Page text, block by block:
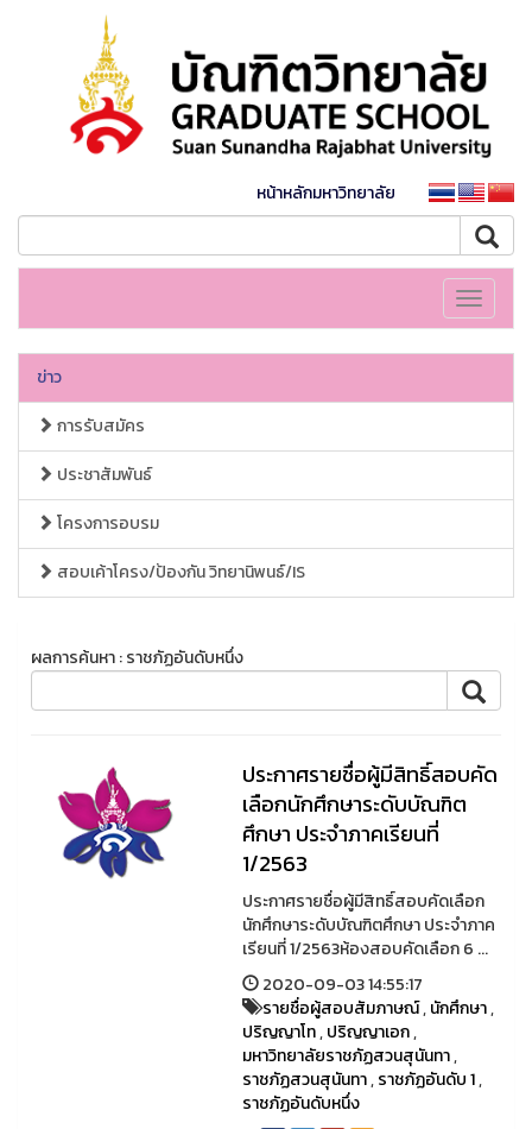
หน้าหลักมหาวิทยาลัย
Toggle
ข่าว
การรับสมัคร
ประชาสัมพันธ์
โครงการอบรม
สอบเค้าโครง/ป้องกัน วิทยานิพนธ์/IS
ผลการค้นหา : ราชภัฏอันดับหนึ่ง
ประกาศรายชื่อผู้มีสิทธิ์สอบคัด
เลือกนักศึกษาระดับบัณฑิต
ศึกษา ประจำภาคเรียนที่
1/2563
ประกาศรายชื่อผู้มีสิทธิ์สอบคัดเลือก
นักศึกษาระดับบัณฑิตศึกษา ประจำภาค
เรียนที่ 1/2563ห้องสอบคัดเลือก 6 ...
2020-09-03 14:55:17
รายชื่อผู้สอบสัมภาษณ์,นักศึกษา,
ปริญญาโท,ปริญญาเอก,
มหาวิทยาลัยราชภัฏสวนสุนันทา,
ราชภัฏสวนสุนันทา,ราชภัฏอันดับ 1,
ราชภัฏอันดับหนึ่ง